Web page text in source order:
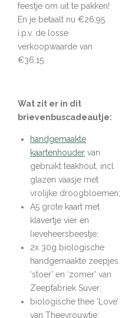
feestje om uit te pakken!
En je betaalt nu €26,95
i.p.v. de losse
verkoopwaarde van
€36,15.
Wat zit er in dit
brievenbuscadeautje:
handgemaakte
kaartenhouder van
gebruikt teakhout, incl
glazen vaasje met
vrolijke droogbloemen;
A5 grote kaart met
klavertje vier en
lieveheersbeestje;
2x 30g biologische
handgemaakte zeepjes
‘stoer’ en ‘zomer’ van
Zeepfabriek Suver;
biologische thee ‘Love’
van Theevrouwtje;